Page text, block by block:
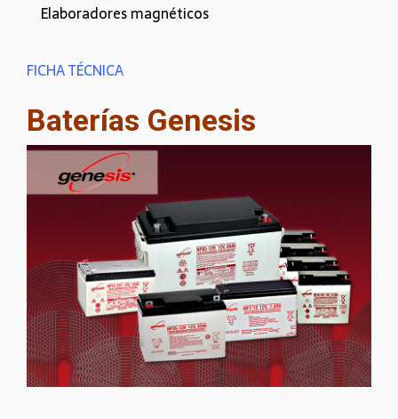
Elaboradores magnéticos
FICHA TÉCNICA
Baterías Genesis